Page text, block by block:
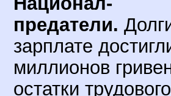
предатели.
зарплате
миллионов
остатки трудового